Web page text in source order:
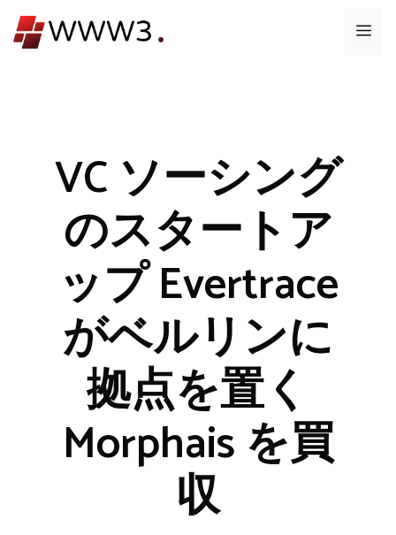
ン
メ
VC ソーシング
のスタートア
ップ Evertrace
がベルリンに
拠点を置く
Morphais を買
収